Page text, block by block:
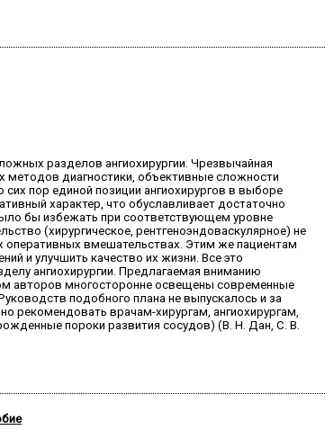
разделов ангиохирургии. Чрезвычайная
методов диагностики, объективные сложности
пор единой позиции ангиохирургов в выборе
характер, что обуславливает достаточно
бы избежать при соответствующем уровне
(хирургическое, рентгеноэндоваскулярное) не
оперативных вмешательствах. Этим же пациентам
и улучшить качество их жизни. Все это
ангиохирургии. Предлагаемая вниманию
авторов многосторонне освещены современные
подобного плана не выпускалось и за
рекомендовать врачам-хирургам, ангиохирургам,
пороки развития сосудов) (В. Н. Дан, С. В.